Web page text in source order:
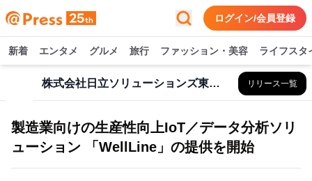
ログイン/会員登録
新着 エンタメ グルメ 旅行 ファッション・美容 ライフスタ
株式会社日立ソリューションズ東日本 リリース一覧
製造業向けの生産性向上IoT／データ分析ソリ
ューション 「WellLine」の提供を開始